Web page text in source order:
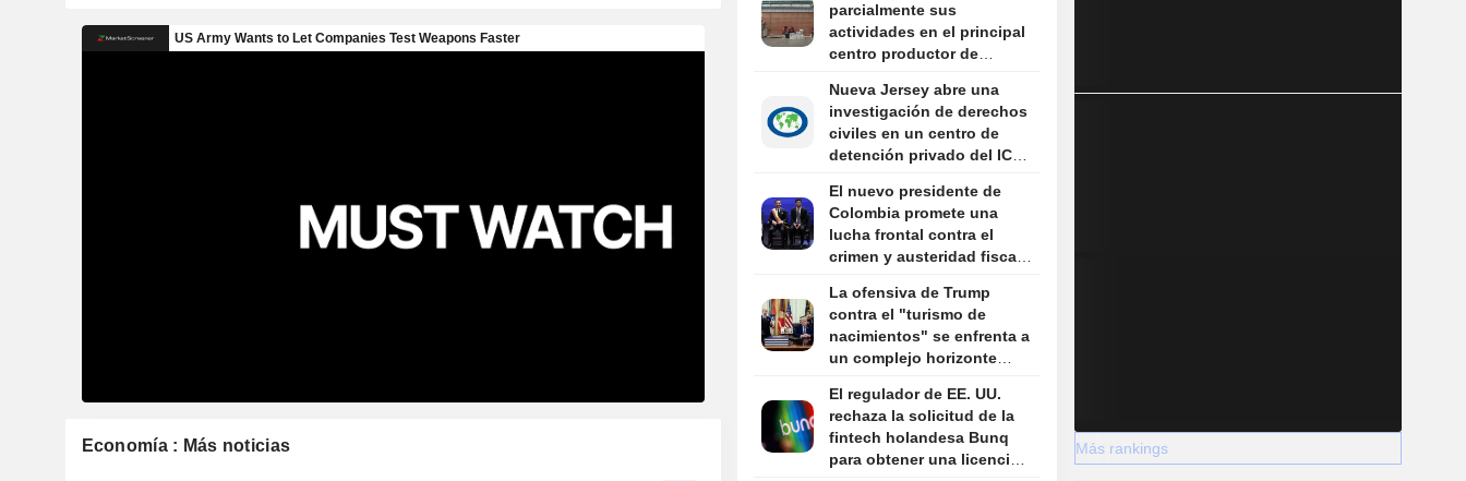
Economía : Más noticias
parcialmente sus
actividades en el principal
centro productor de
Nueva Jersey abre una
investigación de derechos
civiles en un centro de
detención privado del ICE
El nuevo presidente de
Colombia promete una
lucha frontal contra el
crimen y austeridad fiscal
investidura
La ofensiva de Trump
contra el "turismo de
nacimientos" se enfrenta a
un complejo horizonte
Supremo
El regulador de EE. UU.
rechaza la solicitud de la
fintech holandesa Bunq
para obtener una licencia
Más rankings